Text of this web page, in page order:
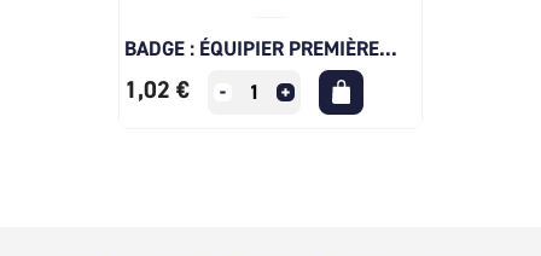
BADGE : ÉQUIPIER PREMIÈRE...
1,02 €